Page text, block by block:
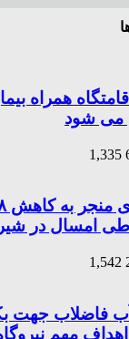
همراه
می شود
1,335
امسال در
1,542
آب فاضلاب جهت
مهم